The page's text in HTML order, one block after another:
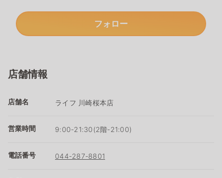
フォロー
店舗情報
店舗名 ライフ 川崎桜本店
営業時間 9:00-21:30(2階-21:00)
電話番号 044-287-8801